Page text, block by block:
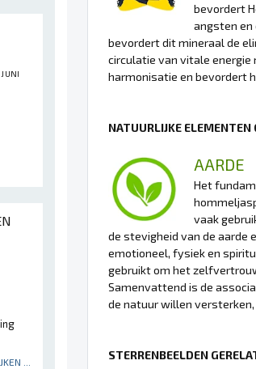
...
bevordert
angsten en
bevordert dit mineraal de
circulatie van vitale
harmonisatie en bevordert
NATUURLIJKE ELEMENTEN
AARDE
Het
vaak
de stevigheid van de aarde
emotioneel, fysiek en
gebruikt om het
Samenvattend is de
de natuur willen
STERRENBEELDEN